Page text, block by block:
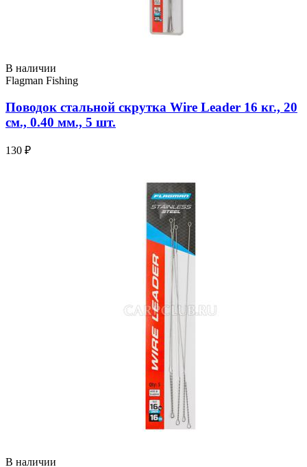
В наличии
Flagman Fishing
Поводок стальной скрутка Wire Leader 16 кг., 20
см., 0.40 мм., 5 шт.
130 ₽
В наличии